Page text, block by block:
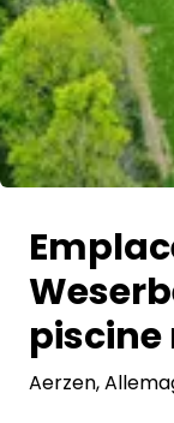
Aerzen,